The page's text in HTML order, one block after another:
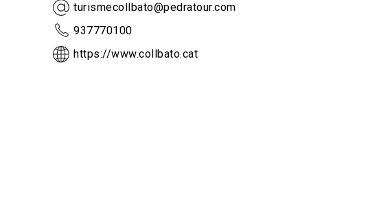
turismecollbato@pedratour.com
937770100
https://www.collbato.cat